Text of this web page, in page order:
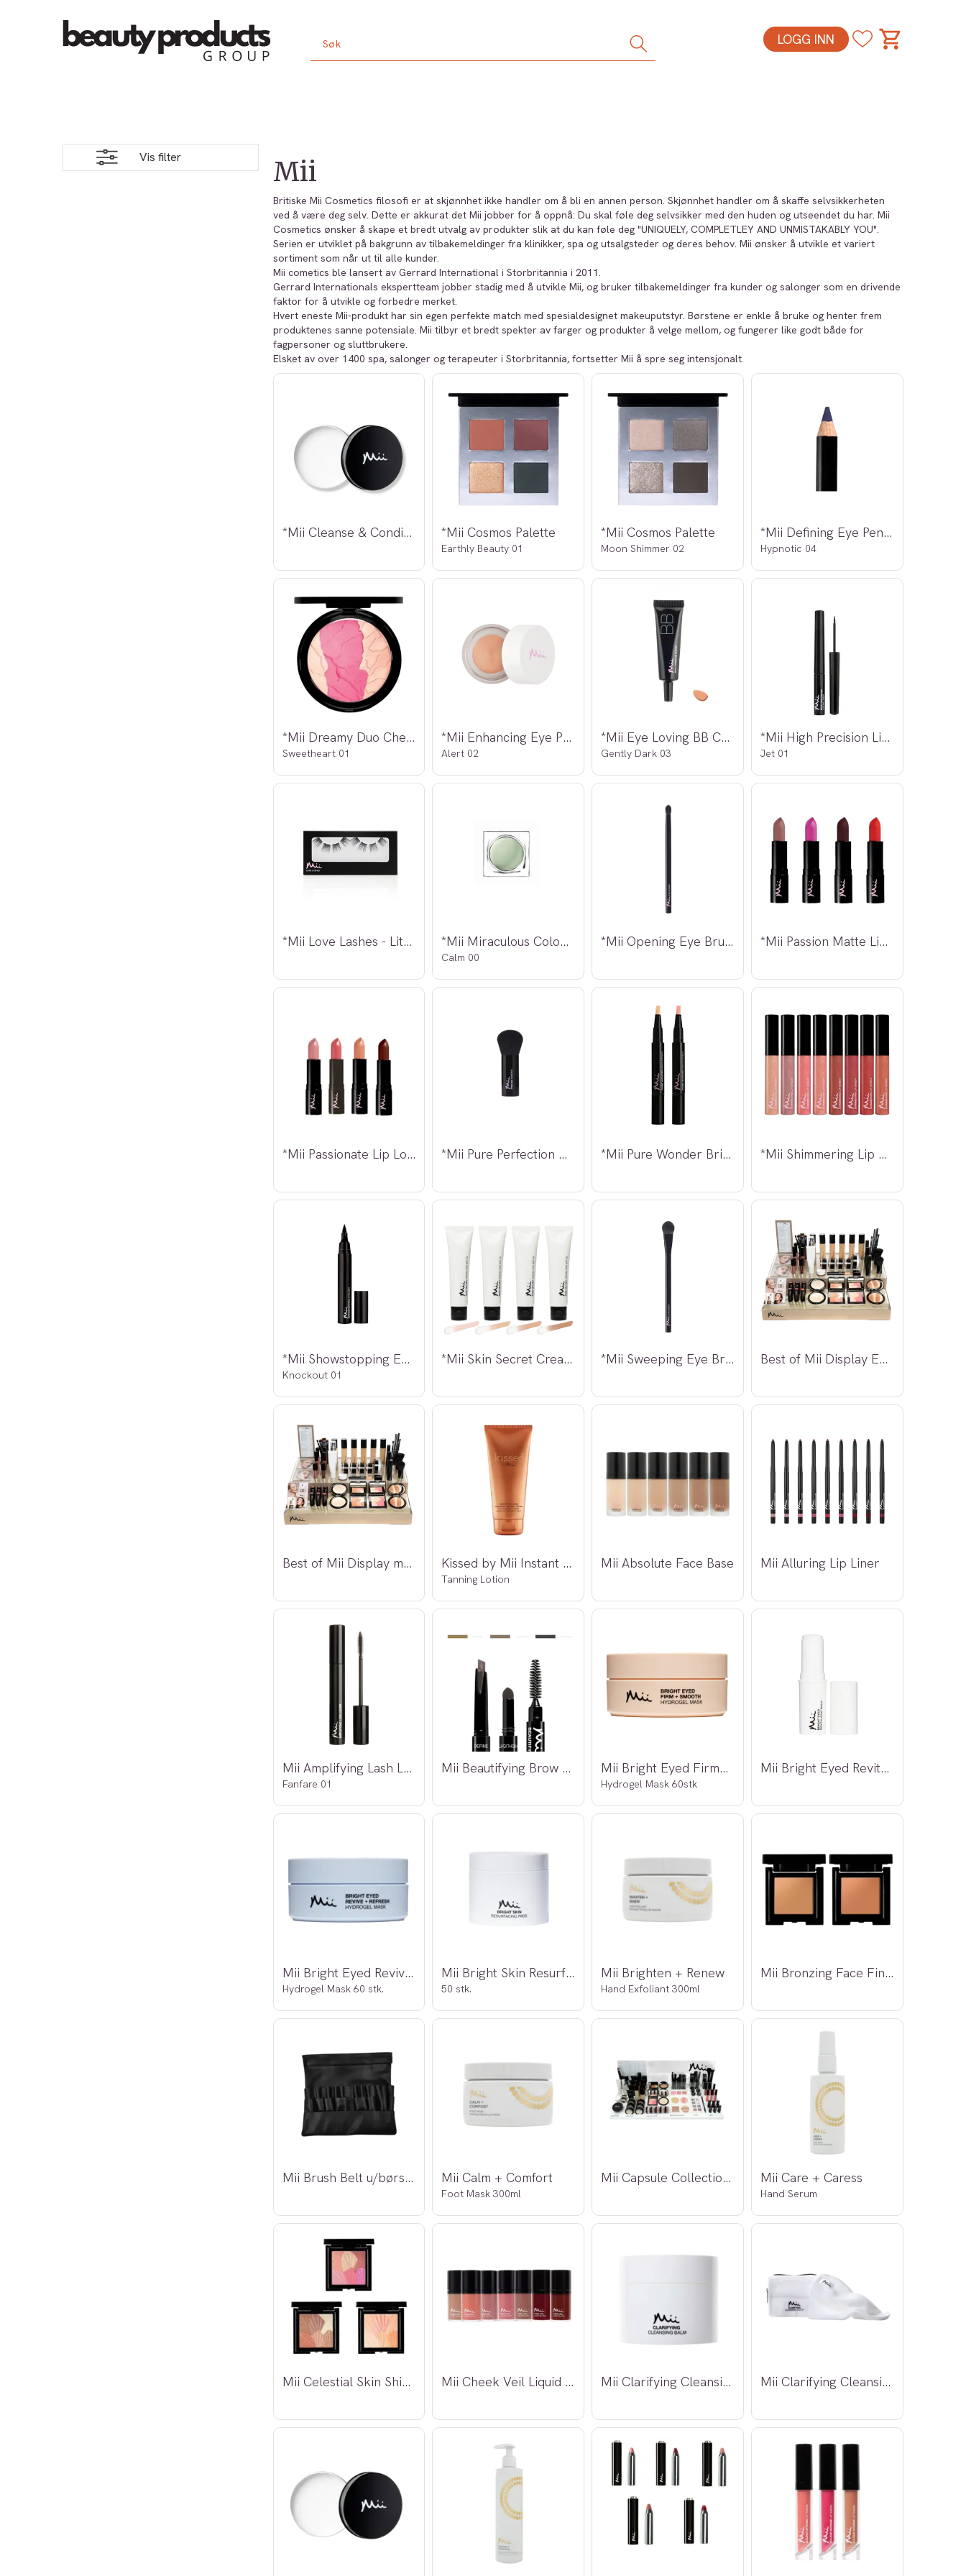
LOGG INN
Vis filter Mii
Britiske Mii Cosmetics filosofi er at skjønnhet ikke handler om å bli en annen person. Skjønnhet handler om å skaffe selvsikkerheten
ved å være deg selv. Dette er akkurat det Mii jobber for å oppnå: Du skal føle deg selvsikker med den huden og utseendet du har. Mii
Cosmetics ønsker å skape et bredt utvalg av produkter slik at du kan føle deg "UNIQUELY, COMPLETLEY AND UNMISTAKABLY YOU".
Serien er utviklet på bakgrunn av tilbakemeldinger fra klinikker, spa og utsalgsteder og deres behov. Mii ønsker å utvikle et variert
sortiment som når ut til alle kunder.
Mii cometics ble lansert av Gerrard International i Storbritannia i 2011.
Gerrard Internationals ekspertteam jobber stadig med å utvikle Mii, og bruker tilbakemeldinger fra kunder og salonger som en drivende
faktor for å utvikle og forbedre merket.
Hvert eneste Mii-produkt har sin egen perfekte match med spesialdesignet makeuputstyr. Børstene er enkle å bruke og henter frem
produktenes sanne potensiale. Mii tilbyr et bredt spekter av farger og produkter å velge mellom, og fungerer like godt både for
fagpersoner og sluttbrukere.
Elsket av over 1400 spa, salonger og terapeuter i Storbritannia, fortsetter Mii å spre seg intensjonalt.
*Mii Cleanse & Condition Brush Balm *Mii Cosmos Palette
Earthly Beauty 01
*Mii Cosmos Palette
Moon Shimmer 02
*Mii Defining Eye Pencil
Hypnotic 04
*Mii Dreamy Duo Cheek Colour
Sweetheart 01
*Mii Enhancing Eye Prep
Alert 02
*Mii Eye Loving BB Cream
Gently Dark 03
*Mii High Precision Liquid Liner
Jet 01
*Mii Love Lashes - Little Lifts *Mii Miraculous Colour Corrector
Calm 00
*Mii Opening Eye Brush *Mii Passion Matte Lip Lover
*Mii Passionate Lip Lover *Mii Pure Perfection Kabuki Brush *Mii Pure Wonder Brightener *Mii Shimmering Lip Sheen
*Mii Showstopping Eyeliner
Knockout 01
*Mii Skin Secret Cream Tint SPF25 *Mii Sweeping Eye Brush Best of Mii Display EMPTY
Best of Mii Display m/testere Kissed by Mii Instant Shimmer Temporary
Tanning Lotion
Mii Absolute Face Base Mii Alluring Lip Liner
Mii Amplifying Lash Lover Mascara
Fanfare 01
Mii Beautifying Brow Wand Mii Bright Eyed Firm+ Smooth
Hydrogel Mask 60stk
Mii Bright Eyed Revitalising Balm
Mii Bright Eyed Revive + Refresh
Hydrogel Mask 60 stk.
Mii Bright Skin Resurfacing Pads
50 stk.
Mii Brighten + Renew
Hand Exfoliant 300ml
Mii Bronzing Face Finish
Mii Brush Belt u/børster Mii Calm + Comfort
Foot Mask 300ml
Mii Capsule Collection Display u/testere Mii Care + Caress
Hand Serum
Mii Celestial Skin Shimmer Mii Cheek Veil Liquid Blush Mii Clarifying Cleansing Balm Mii Clarifying Cleansing Cloth 2stk.